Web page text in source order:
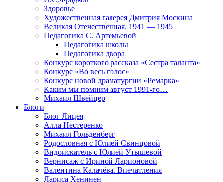
Здоровье
Художественная галерея Дмитрия Москина
Великая Отечественная. 1941 — 1945
Педагогика С. Артемьевой
Педагогика школы
Педагогика двора
Конкурс короткого рассказа «Сестра таланта»
Конкурс «Во весь голос»
Конкурс новой драматургии «Ремарка»
Каким мы помним август 1991-го…
Михаил Швейцер
Блоги
Блог Лицея
Алла Нестеренко
Михаил Гольденберг
Родословная с Юлией Свинцовой
Видоискатель с Юлией Утышевой
Вернисаж с Ириной Ларионовой
Валентина Калачёва. Впечатления
Лариса Хенинен